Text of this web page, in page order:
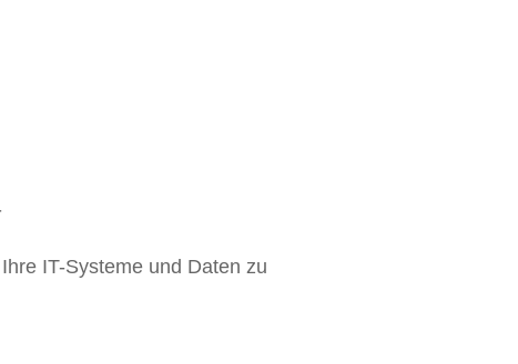
IT-Systeme und Daten zu